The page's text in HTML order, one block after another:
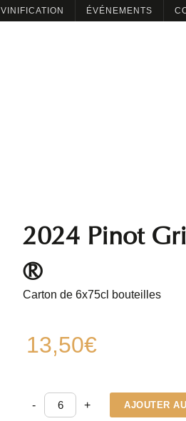
VINIFICATION ÉVÉNEMENTS
2024 Pinot
®
Carton de 6x75cl bouteilles
13,50€
-
2024
Pinot
Gris
+ AJOUTER